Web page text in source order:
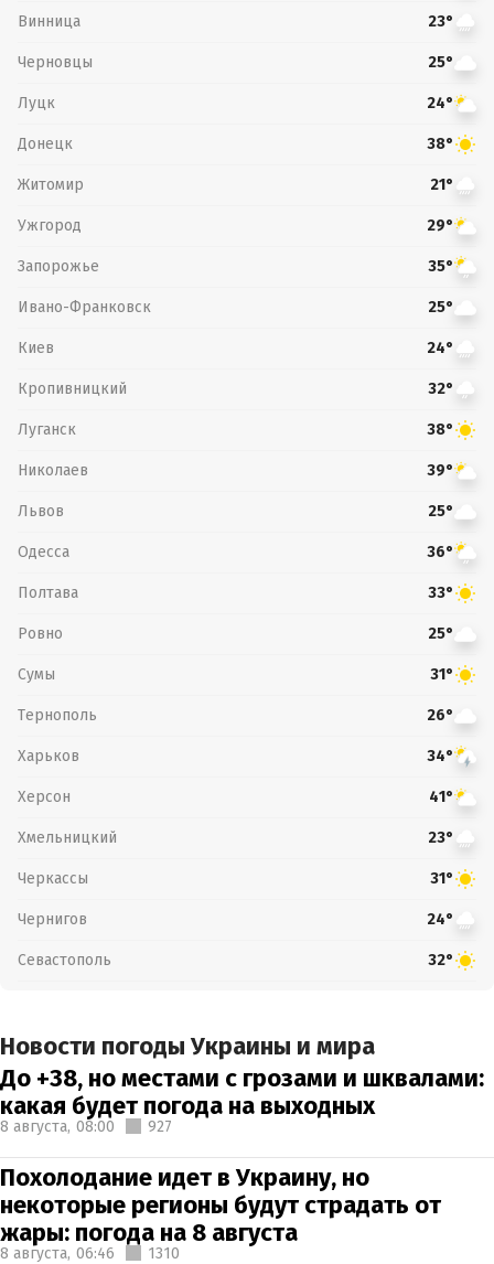
Винница 23°
Черновцы 25°
Луцк 24°
Донецк 38°
Житомир 21°
Ужгород 29°
Запорожье 35°
Ивано-Франковск 25°
Киев 24°
Кропивницкий 32°
Луганск 38°
Николаев 39°
Львов 25°
Одесса 36°
Полтава 33°
Ровно 25°
Сумы 31°
Тернополь 26°
Харьков 34°
Херсон 41°
Хмельницкий 23°
Черкассы 31°
Чернигов 24°
Севастополь 32°
Новости погоды Украины и мира
До +38, но местами с грозами и шквалами:
какая будет погода на выходных
8 августа, 08:00 927
Похолодание идет в Украину, но
некоторые регионы будут страдать от
жары: погода на 8 августа
8 августа, 06:46 1310